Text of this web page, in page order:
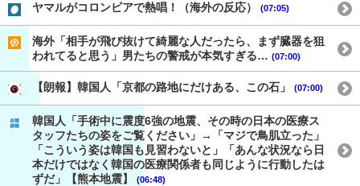
ヤマルがコロンビアで熱唱！（海外の反応） (07:05)
海外「相手が飛び抜けて綺麗な人だったら、まず臓器を狙
われてると思う」男たちの警戒が本気すぎる… (07:00)
【朗報】韓国人「京都の路地にだけある、この石」 (07:00)
韓国人「手術中に震度6強の地震、その時の日本の医療ス
タッフたちの姿をご覧ください」→「マジで鳥肌立った」
「こういう姿は韓国も見習わないと」「あんな状況なら日
本だけではなく韓国の医療関係者も同じように行動したは
ずだ」【熊本地震】
(06:48)